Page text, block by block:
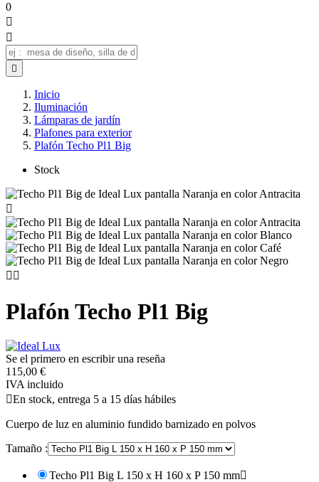
0



Inicio
Iluminación
Lámparas de jardín
Plafones para exterior
Plafón Techo Pl1 Big
Stock

 
Plafón Techo Pl1 Big
Se el primero en escribir una reseña
115,00 €
IVA incluido
En stock, entrega 5 a 15 días hábiles
Cuerpo de luz en aluminio fundido barnizado en polvos
Tamaño :
Techo Pl1 Big L 150 x H 160 x P 150 mm